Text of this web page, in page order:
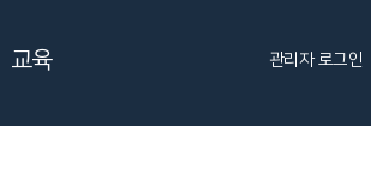
교육 관리자 로그인